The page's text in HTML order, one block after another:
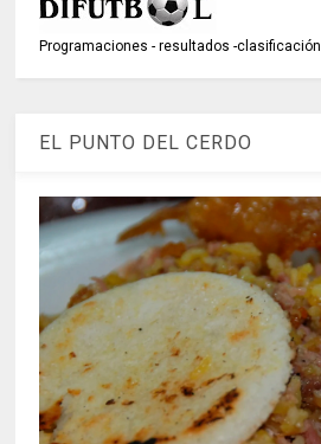
Programaciones - resultados -clasificación
EL PUNTO DEL CERDO